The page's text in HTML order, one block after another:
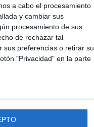
a cabo el procesamiento
y cambiar sus
procesamiento de sus
de rechazar tal
sus preferencias o retirar su
"Privacidad" en la parte